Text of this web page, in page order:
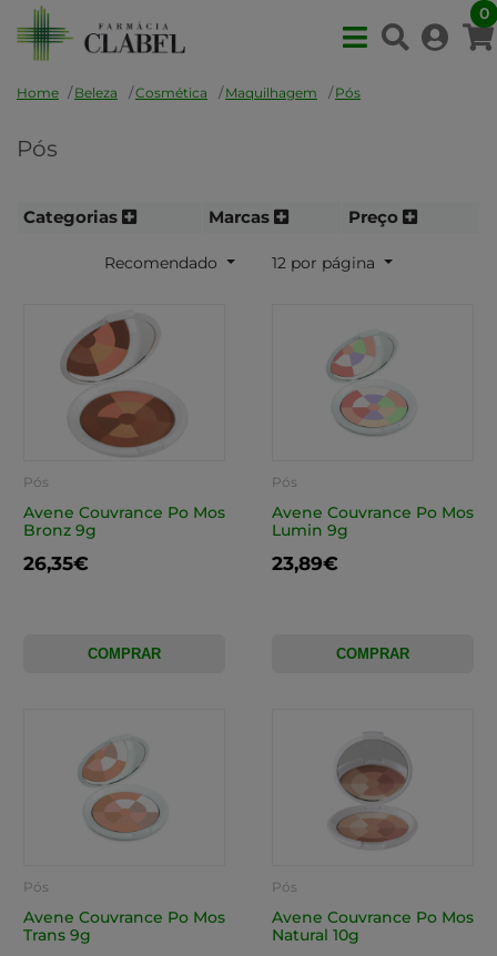
0
Home Beleza Cosmética Maquilhagem Pós
Pós
Categorias Marcas Preço
Recomendado 12 por página
Pós
Avene Couvrance Po Mos
Bronz 9g
26,35€
COMPRAR
Pós
Avene Couvrance Po Mos
Lumin 9g
23,89€
COMPRAR
Pós
Avene Couvrance Po Mos
Trans 9g
Pós
Avene Couvrance Po Mos
Natural 10g